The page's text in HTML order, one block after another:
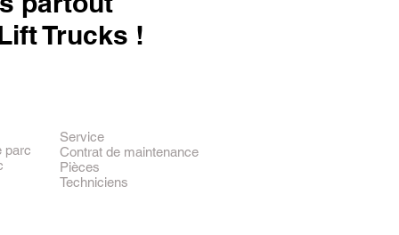
Trucks !
Service
Contrat de maintenance
Pièces
Techniciens
parc